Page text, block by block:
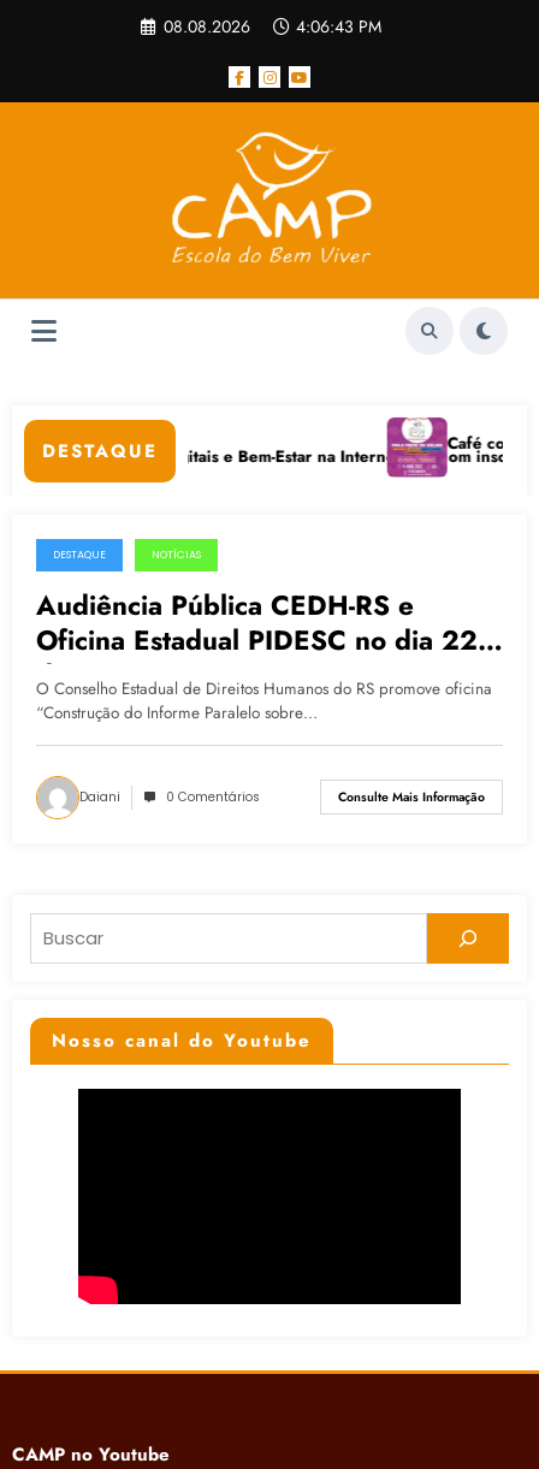
08.08.2026 4:06:43 PM
DESTAQUE
em Cuidados Digitais e Bem-Estar na Internet está com inscrições
Café com Paulo
14.05.2015
DESTAQUE NOTÍCIAS
Audiência Pública CEDH-RS e
Oficina Estadual PIDESC no dia 22
de maio
O Conselho Estadual de Direitos Humanos do RS promove oficina
“Construção do Informe Paralelo sobre…
Daiani 0 Comentários Consulte Mais Informação
Pesquisar
Nosso canal do Youtube
CAMP no Youtube